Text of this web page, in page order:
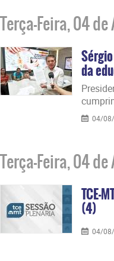
Terça-Feira, 04
da
04/
Terça-Feira, 04
TCE-
(4)
04/